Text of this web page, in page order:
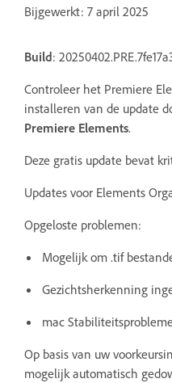
Bijgewerkt: 7 april 2025
Build:
Controleer het Premiere
installeren van de update
Premiere Elements.
Deze gratis update bevat
Updates voor Elements
Opgeloste problemen:
Mogelijk om .tif
Gezichtsherkenning
mac
Op basis van uw
mogelijk automatisch